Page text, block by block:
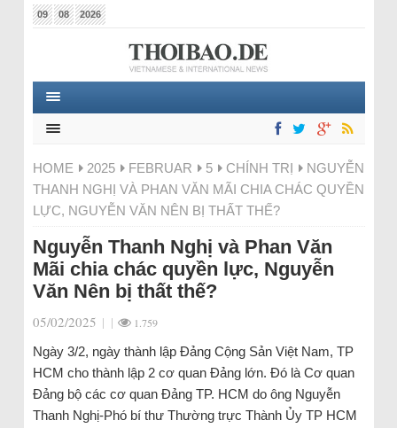
09 08 2026
HOME 2025 FEBRUAR 5 CHÍNH TRỊ
NGUYỄN
THANH NGHỊ VÀ PHAN VĂN MÃI CHIA CHÁC QUYỀN
LỰC, NGUYỄN VĂN NÊN BỊ THẤT THẾ?
Nguyễn Thanh Nghị và Phan Văn
Mãi chia chác quyền lực, Nguyễn
Văn Nên bị thất thế?
05/02/2025 | | 1.759
Ngày 3/2, ngày thành lập Đảng Cộng Sản Việt Nam, TP
HCM cho thành lập 2 cơ quan Đảng lớn. Đó là Cơ quan
Đảng bộ các cơ quan Đảng TP. HCM do ông Nguyễn
Thanh Nghị-Phó bí thư Thường trực Thành Ủy TP HCM